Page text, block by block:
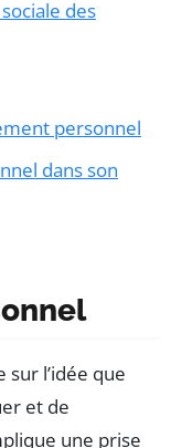
des
personnel
dans son
sur l’idée que
et de
une prise